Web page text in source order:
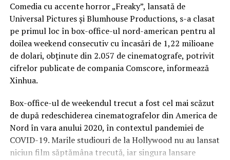
Comedia cu accente horror „Freaky”, lansată de
Universal Pictures şi Blumhouse Productions, s-a clasat
pe primul loc în box-office-ul nord-american pentru al
doilea weekend consecutiv cu încasări de 1,22 milioane
de dolari, obţinute din 2.057 de cinematografe, potrivit
cifrelor publicate de compania Comscore, informează
Xinhua.
Box-office-ul de weekendul trecut a fost cel mai scăzut
de după redeschiderea cinematografelor din America de
Nord în vara anului 2020, în contextul pandemiei de
COVID-19. Marile studiouri de la Hollywood nu au lansat
niciun film săptămâna trecută, iar singura lansare